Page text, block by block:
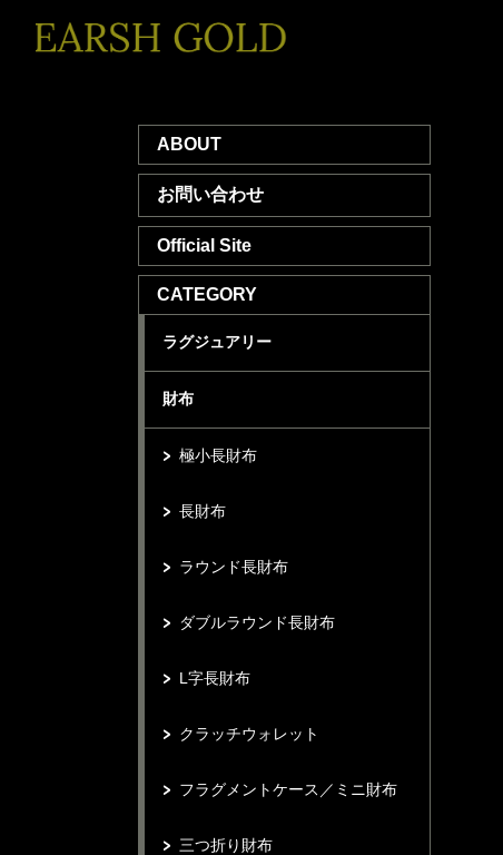
ABOUT
お問い合わせ
Official Site
CATEGORY
ラグジュアリー
財布
極小長財布
長財布
ラウンド長財布
ダブルラウンド長財布
L字長財布
クラッチウォレット
フラグメントケース／ミニ財布
三つ折り財布